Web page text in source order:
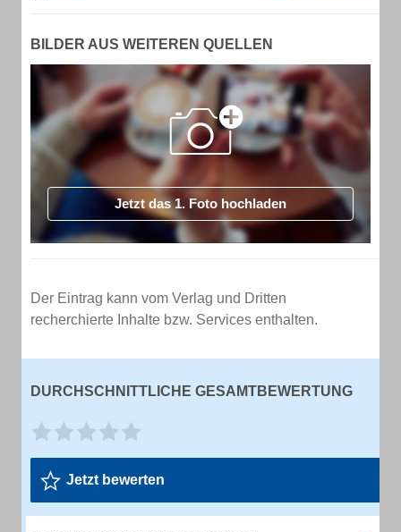
BILDER AUS WEITEREN QUELLEN
Jetzt das 1. Foto hochladen
Der Eintrag kann vom Verlag und Dritten
recherchierte Inhalte bzw. Services enthalten.
DURCHSCHNITTLICHE GESAMTBEWERTUNG
Jetzt bewerten